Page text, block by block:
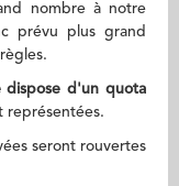
nombre à notre
prévu plus grand
dispose d'un quota
représentées.
seront rouvertes